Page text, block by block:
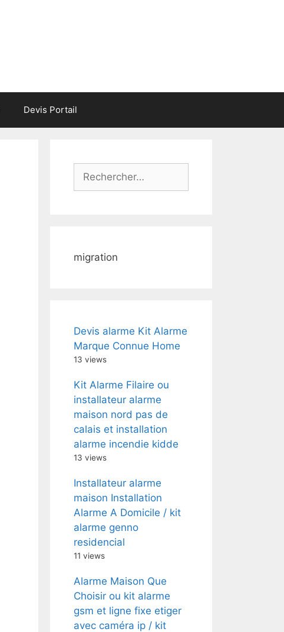
Devis Portail
Rechercher :
migration
Devis alarme Kit Alarme
Marque Connue Home
13 views
Kit Alarme Filaire ou
installateur alarme
maison nord pas de
calais et installation
alarme incendie kidde
13 views
Installateur alarme
maison Installation
Alarme A Domicile / kit
alarme genno
residencial
11 views
Alarme Maison Que
Choisir ou kit alarme
gsm et ligne fixe etiger
avec caméra ip / kit